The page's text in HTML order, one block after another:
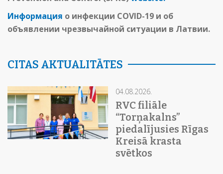
Информация о инфекции COVID-19 и об
объявлении чрезвычайной ситуации в Латвии.
CITAS AKTUALITĀTES
04.08.2026.
RVC filiāle
“Torņakalns”
piedalījusies Rīgas
Kreisā krasta
svētkos